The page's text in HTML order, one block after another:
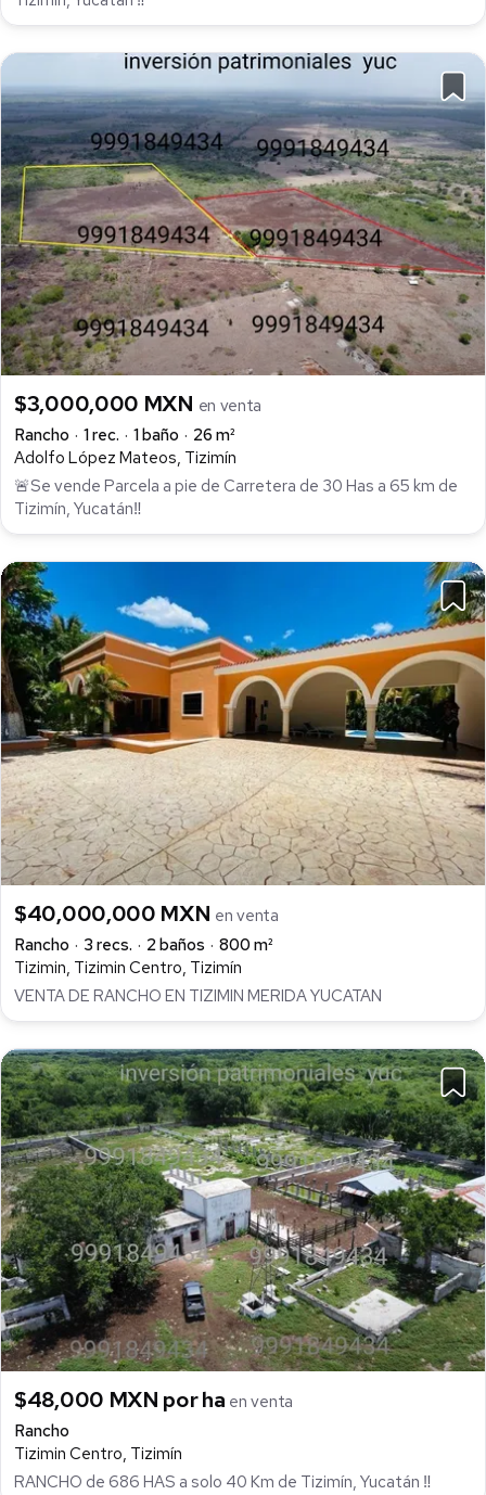
$3,000,000 MXN en venta
Rancho
1 rec. 1 baño
26 m²
Adolfo López Mateos, Tizimín
🚨Se vende Parcela a pie de Carretera de 30 Has a 65 km de
Tizimín, Yucatán‼
$40,000,000 MXN en venta
Rancho
3 recs. 2 baños
800 m²
Tizimin, Tizimin Centro, Tizimín
VENTA DE RANCHO EN TIZIMIN MERIDA YUCATAN
$48,000 MXN por ha en venta
Rancho
Tizimin Centro, Tizimín
RANCHO de 686 HAS a solo 40 Km de Tizimín, Yucatán ‼